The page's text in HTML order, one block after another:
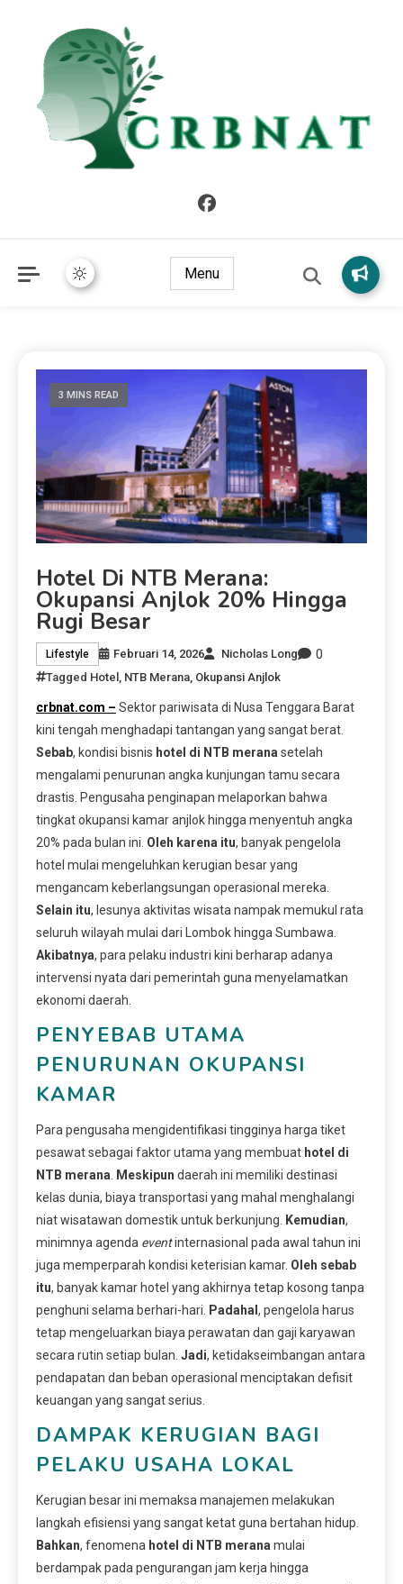
Menu
3 MINS READ
Hotel Di NTB Merana:
Okupansi Anjlok 20% Hingga
Rugi Besar
Lifestyle Februari 14, 2026 Nicholas Long 0
Tagged Hotel NTB Merana Okupansi Anjlok
crbnat.com – Sektor pariwisata di Nusa Tenggara Barat
kini tengah menghadapi tantangan yang sangat berat.
Sebab, kondisi bisnis hotel di NTB merana setelah
mengalami penurunan angka kunjungan tamu secara
drastis. Pengusaha penginapan melaporkan bahwa
tingkat okupansi kamar anjlok hingga menyentuh angka
20% pada bulan ini. Oleh karena itu, banyak pengelola
hotel mulai mengeluhkan kerugian besar yang
mengancam keberlangsungan operasional mereka.
Selain itu, lesunya aktivitas wisata nampak memukul rata
seluruh wilayah mulai dari Lombok hingga Sumbawa.
Akibatnya, para pelaku industri kini berharap adanya
intervensi nyata dari pemerintah guna menyelamatkan
ekonomi daerah.
PENYEBAB UTAMA
PENURUNAN OKUPANSI
KAMAR
Para pengusaha mengidentifikasi tingginya harga tiket
pesawat sebagai faktor utama yang membuat hotel di
NTB merana
Meskipun daerah ini memiliki destinasi
kelas dunia, biaya transportasi yang mahal menghalangi
niat wisatawan domestik untuk berkunjung.
Kemudian,
minimnya agenda eventinternasional pada awal tahun ini
juga memperparah kondisi keterisian kamar. Oleh sebab
itu, banyak kamar hotel yang akhirnya tetap kosong tanpa
penghuni selama berhari-hari.
Padahal , pengelola harus
tetap mengeluarkan biaya perawatan dan gaji karyawan
secara rutin setiap bulan. Jadi, ketidakseimbangan antara
pendapatan dan beban operasional menciptakan defisit
keuangan yang sangat serius.
DAMPAK KERUGIAN BAGI
PELAKU USAHA LOKAL
Kerugian besar ini memaksa manajemen melakukan
langkah efisiensi yang sangat ketat guna bertahan hidup.
Bahkan, fenomena hotel di NTB merana mulai
berdampak pada pengurangan jam kerja hingga